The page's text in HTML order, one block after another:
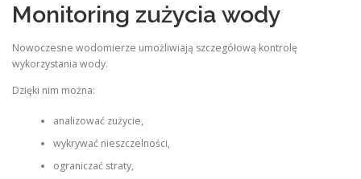
Monitoring zużycia wody
Nowoczesne wodomierze umożliwiają szczegółową kontrolę
wykorzystania wody.
Dzięki nim można:
analizować zużycie,
wykrywać nieszczelności,
ograniczać straty,